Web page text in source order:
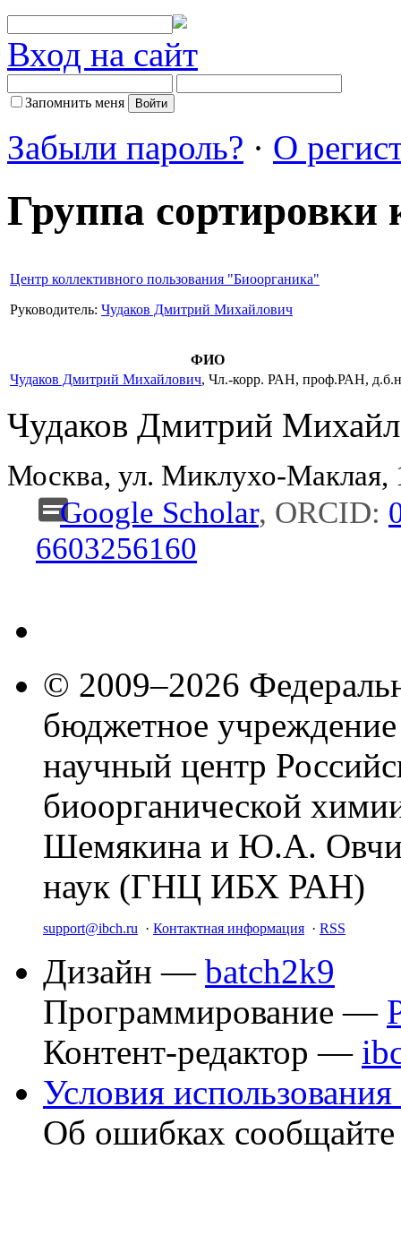
Вход на сайт
Запомнить меня
Забыли пароль? · О
Группа сортировки
Центр коллективного пользования "Биоорганика"
Руководитель: Чудаков Дмитрий Михайлович
ФИО
Чудаков Дмитрий Михайлович, Чл.-корр. РАН, проф.РАН,
Чудаков Дмитрий
Москва, ул. Миклухо-
Google Scholar, ORCID:
6603256160
© 2009–2026
бюджетное
научный центр
биоорганической
Шемякина и Ю.А.
наук (ГНЦ ИБХ РАН)
support@ibch.ru · Контактная информация · RSS
Дизайн — batch2k9
Программирование —
Контент-редактор —
Условия использования
Об ошибках